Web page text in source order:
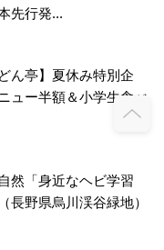
先行発...
ん亭】夏休み特別企
ュー半額＆小学生食べ
然「身近なヘビ学習
長野県烏川渓谷緑地）